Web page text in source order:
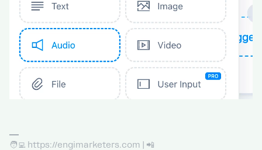
🧑‍💻 https://engimarketers.com | 📲